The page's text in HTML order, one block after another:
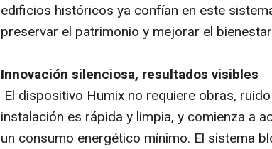
edificios históricos ya confían en este
preservar el patrimonio y mejorar el
Innovación silenciosa, resultados visibles
El dispositivo Humix no requiere obras,
instalación es rápida y limpia, y comienza a
un consumo energético mínimo. El sistema